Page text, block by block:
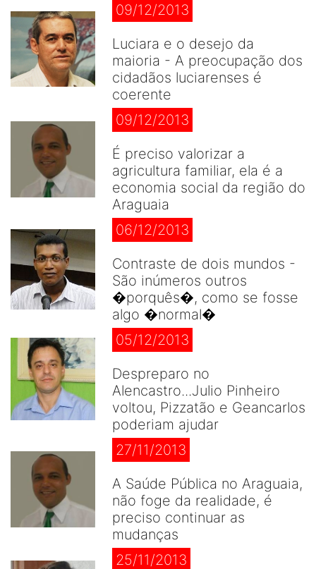
09/12/2013
Luciara e o desejo da
maioria - A preocupação dos
cidadãos luciarenses é
coerente
09/12/2013
É preciso valorizar a
agricultura familiar, ela é a
economia social da região do
Araguaia
06/12/2013
Contraste de dois mundos -
São inúmeros outros
�porquês�, como se fosse
algo �normal�
05/12/2013
Despreparo no
Alencastro...Julio Pinheiro
voltou, Pizzatão e Geancarlos
poderiam ajudar
27/11/2013
A Saúde Pública no Araguaia,
não foge da realidade, é
preciso continuar as
mudanças
25/11/2013